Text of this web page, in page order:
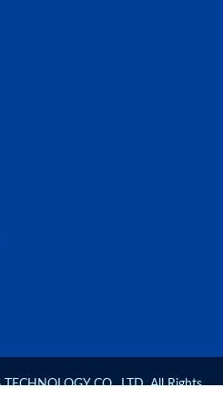
CO., LTD.All Rights